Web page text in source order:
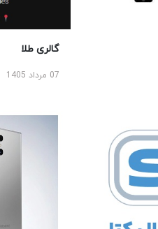
گالری طلا
07 مرداد 1405